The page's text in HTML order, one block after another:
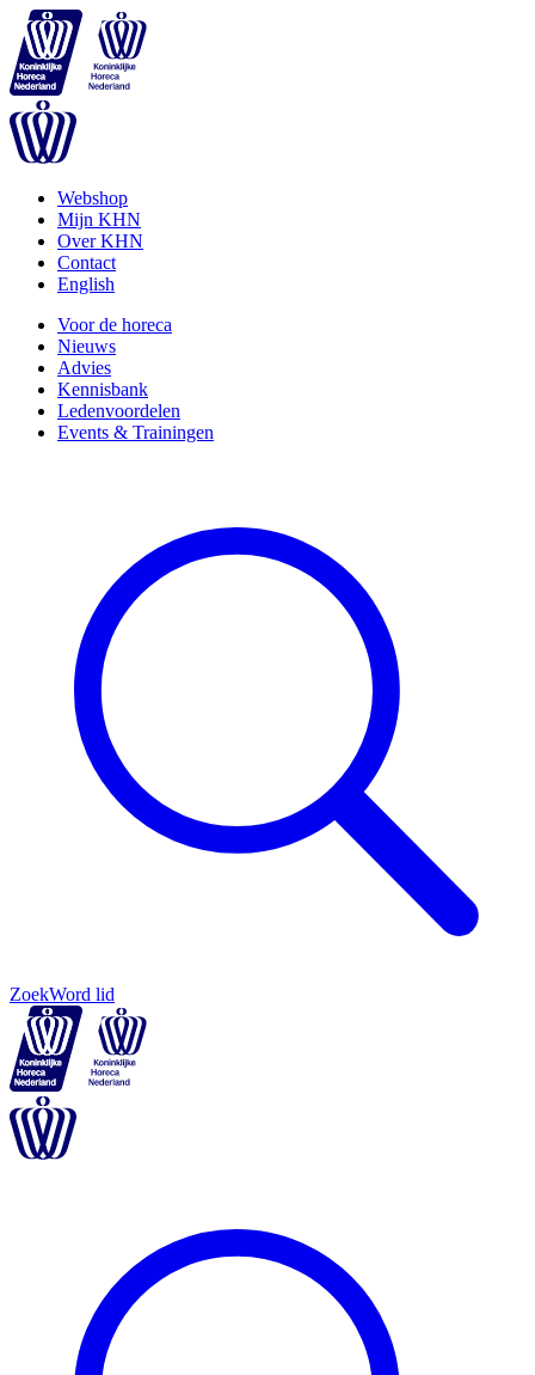
Webshop
Mijn KHN
Over KHN
Contact
English
Voor de horeca
Nieuws
Advies
Kennisbank
Ledenvoordelen
Events & Trainingen
ZoekWord lid